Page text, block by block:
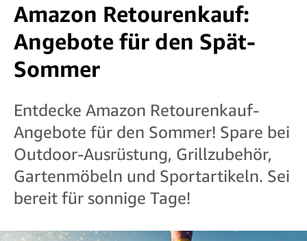
Amazon Retourenkauf:
Angebote für den Spät-
Sommer
Entdecke Amazon Retourenkauf-
Angebote für den Sommer! Spare bei
Outdoor-Ausrüstung, Grillzubehör,
Gartenmöbeln und Sportartikeln. Sei
bereit für sonnige Tage!